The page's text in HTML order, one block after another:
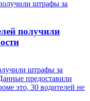
получили
штрафы за
предоставили
это, 30 водителей не